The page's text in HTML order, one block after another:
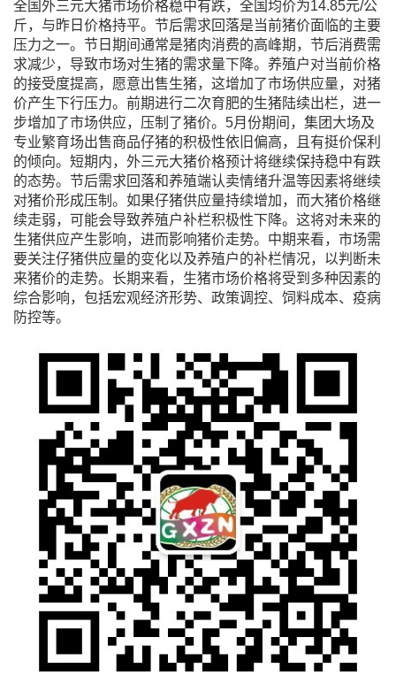
全国外三元大猪市场价格稳中有跌，全国均价为14.85元/公
斤，与昨日价格持平。 节后需求回落是当前猪价面临的主要
压力之一。节日期间通常是猪肉消费的高峰期，节后消费需
求减少，导致市场对生猪的需求量下降。养殖户对当前价格
的接受度提高，愿意出售生猪，这增加了市场供应量，对猪
价产生下行压力。前期进行二次育肥的生猪陆续出栏，进一
步增加了市场供应，压制了猪价。5月份期间，集团大场及
专业繁育场出售商品仔猪的积极性依旧偏高，且有挺价保利
的倾向。短期内，外三元大猪价格预计将继续保持稳中有跌
的态势。节后需求回落和养殖端认卖情绪升温等因素将继续
对猪价形成压制。 如果仔猪供应量持续增加，而大猪价格继
续走弱，可能会导致养殖户补栏积极性下降。这将对未来的
生猪供应产生影响，进而影响猪价走势。中期来看，市场需
要关注仔猪供应量的变化以及养殖户的补栏情况，以判断未
来猪价的走势。长期来看，生猪市场价格将受到多种因素的
综合影响，包括宏观经济形势、政策调控、饲料成本、疫病
防控等。